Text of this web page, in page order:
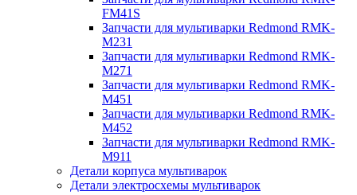
FM41S
Запчасти для мультиварки Redmond RMK-
M231
Запчасти для мультиварки Redmond RMK-
M271
Запчасти для мультиварки Redmond RMK-
M451
Запчасти для мультиварки Redmond RMK-
M452
Запчасти для мультиварки Redmond RMK-
M911
Детали корпуса мультиварок
Детали электросхемы мультиварок